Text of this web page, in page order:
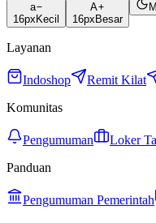
a
16px Kecil
A
16px Besar
Layanan
Indoshop Remit Kilat
Komunitas
Pengumuman Loker
Panduan
Pengumuman Pemerintah